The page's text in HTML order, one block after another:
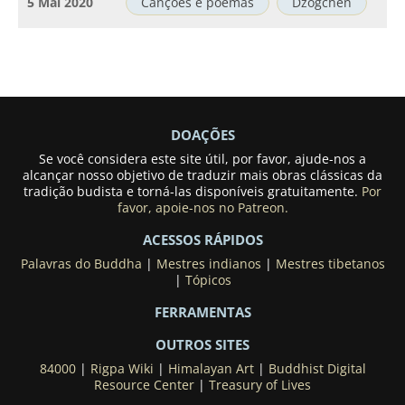
DOAÇÕES
Se você considera este site útil, por favor, ajude-nos a
alcançar nosso objetivo de traduzir mais obras clássicas da
tradição budista e torná-las disponíveis gratuitamente. Por
favor, apoie-nos no Patreon.
ACESSOS RÁPIDOS
Palavras do Buddha | Mestres indianos | Mestres tibetanos
| Tópicos
FERRAMENTAS
OUTROS SITES
84000| Rigpa Wiki | Himalayan Art| Buddhist Digital
Resource Center | Treasury of Lives